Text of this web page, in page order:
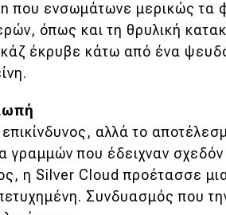
που ενσωμάτωνε μερικώς τα
όπως και τη θρυλική
έκρυβε κάτω από ένα
αλλά το
γραμμών που έδειχναν
η Silver Cloud προέτασσε
Συνδυασμός που